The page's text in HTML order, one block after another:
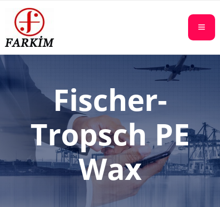
Fischer-
Tropsch PE
Wax